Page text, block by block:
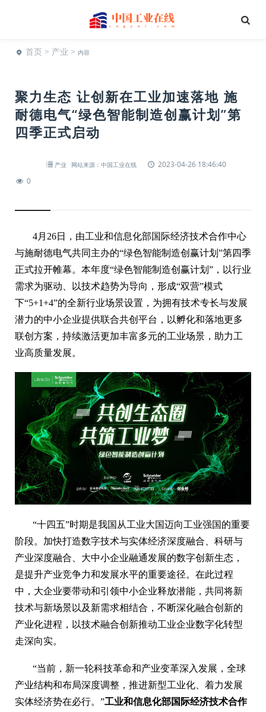
首页 > 产业 > 内容
聚力生态 让创新在工业加速落地 施
耐德电气“绿色智能制造创赢计划”第
四季正式启动
产业 网站来源：中国工业在线
2023-04-26 18:46:40
0
4月26日，由工业和信息化部国际经济技术合作中心
与施耐德电气共同主办的“绿色智能制造创赢计划”第四季
正式拉开帷幕。本年度“绿色智能制造创赢计划”，以行业
需求为驱动、以技术趋势为导向，形成“双营”模式
下“5+1+4”的全新行业场景设置，为拥有技术专长与发展
潜力的中小企业提供联合共创平台，以孵化和落地更多
联创方案，持续激活更加丰富多元的工业场景，助力工
业高质量发展。
“十四五”时期是我国从工业大国迈向工业强国的重要
阶段。加快打造数字技术与实体经济深度融合、科研与
产业深度融合、大中小企业融通发展的数字创新生态，
是提升产业竞争力和发展水平的重要途径。在此过程
中，大企业要带动和引领中小企业释放潜能，共同将新
技术与新场景以及新需求相结合，不断深化融合创新的
产业化进程，以技术融合创新推动工业企业数字化转型
走深向实。
“当前，新一轮科技革命和产业变革深入发展，全球
产业结构和布局深度调整，推进新型工业化、着力发展
实体经济势在必行。”工业和信息化部国际经济技术合作